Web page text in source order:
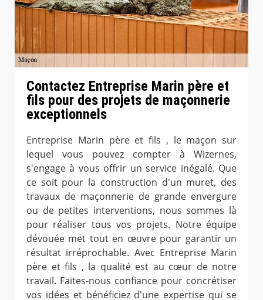
Contactez Entreprise Marin père et
fils pour des projets de maçonnerie
exceptionnels
Entreprise Marin père et fils , le maçon sur
lequel vous pouvez compter à Wizernes,
s'engage à vous offrir un service inégalé. Que
ce soit pour la construction d'un muret, des
travaux de maçonnerie de grande envergure
ou de petites interventions, nous sommes là
pour réaliser tous vos projets. Notre équipe
dévouée met tout en œuvre pour garantir un
résultat irréprochable. Avec Entreprise Marin
père et fils , la qualité est au cœur de notre
travail. Faites-nous confiance pour concrétiser
vos idées et bénéficiez d'une expertise qui se